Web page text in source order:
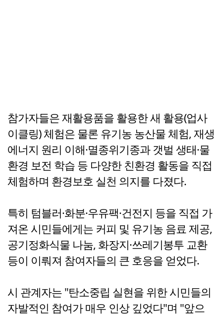
참가자들은 재활용품을 활용한 새 활용(업사
이클링) 체험은 물론 유기농 농산물 체험, 재생
에너지 원리 이해·멸종위기종과 갯벌 생태·물
환경 보전 학습 등 다양한 친환경 활동을 직접
체험하며 환경보호 실천 의지를 다졌다.
특히 텀블러·화분·우유팩·건전지 등을 직접 가
져온 시민들에게는 커피 및 유기농 음료 제공,
공기정화식물 나눔, 화장지·쓰레기봉투 교환
등이 이뤄져 참여자들의 큰 호응을 얻었다.
시 관계자는 "탄소중립 실현을 위한 시민들의
자발적인 참여가 매우 인상 깊었다"며 "앞으